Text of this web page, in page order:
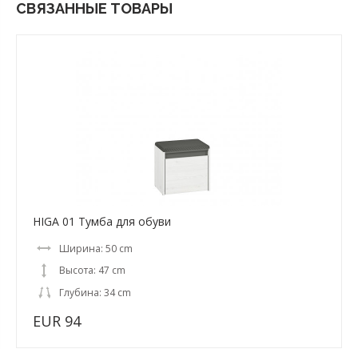
СВЯЗАННЫЕ ТОВАРЫ
HIGA 01 Тумба для обуви
Ширина: 50 cm
Высота: 47 cm
Глубина: 34 cm
EUR 94